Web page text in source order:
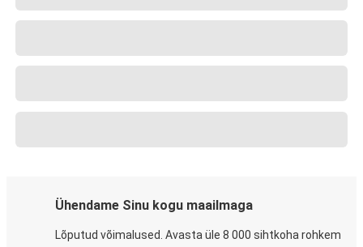
Ühendame Sinu kogu maailmaga
Lõputud võimalused. Avasta üle 8 000 sihtkoha rohkem